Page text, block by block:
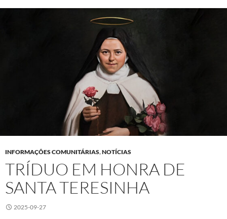
INFORMAÇÕES COMUNITÁRIAS,NOTÍCIAS
TRÍDUO EM HONRA DE
SANTA TERESINHA
2025-09-27